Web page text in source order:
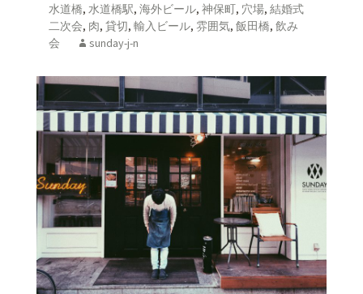
水道橋, 水道橋駅, 海外ビール, 神保町, 穴場, 結婚式
二次会, 肉, 貸切, 輸入ビール, 雰囲気, 飯田橋, 飲み
会
sunday-j-n